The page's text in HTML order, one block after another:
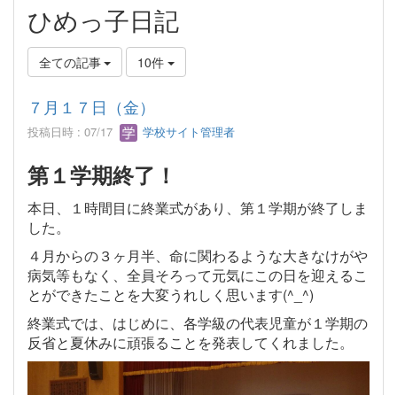
ひめっ子日記
全ての記事 10件
７月１７日（金）
投稿日時 : 07/17 学校サイト管理者
第１学期終了！
本日、１時間目に終業式があり、第１学期が終了しま
した。
４月からの３ヶ月半、命に関わるような大きなけがや
病気等もなく、全員そろって元気にこの日を迎えるこ
とができたことを大変うれしく思います(^_^)
終業式では、はじめに、各学級の代表児童が１学期の
反省と夏休みに頑張ることを発表してくれました。